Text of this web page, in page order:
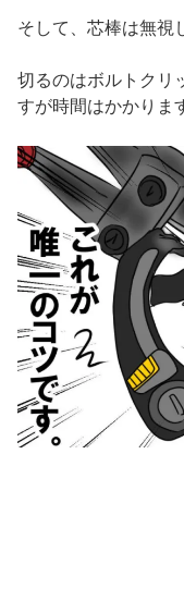
そして、芯棒は無視
切るのはボルトクリ
すが時間はかかりま